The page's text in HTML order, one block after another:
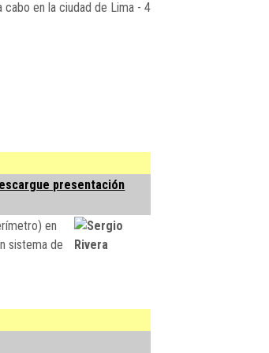
en la ciudad de Lima - 4
presentación
en
sistema de